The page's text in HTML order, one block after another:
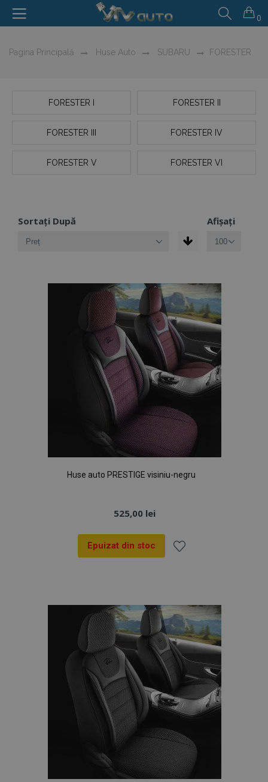
0
Pagina Principală Huse Auto SUBARU FORESTER
FORESTER I FORESTER II
FORESTER III FORESTER IV
FORESTER V FORESTER VI
Sortați După Afișați
Huse auto PRESTIGE visiniu-negru
525,00 lei
Epuizat din stoc
Dorințe